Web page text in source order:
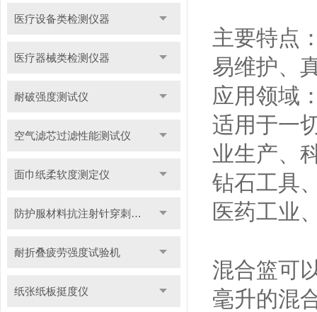
医疗设备类检测仪器
医疗器械类检测仪器
耐破强度测试仪
空气滤芯过滤性能测试仪
面巾纸柔软度测定仪
防护服材料抗注射针穿刺性能测试仪
耐折叠疲劳强度试验机
纸张纸板挺度仪
主要特点
易维护、
应用领域
适用于一
业生产、
钻石工具
医药工业
混合篮可
毫升的混